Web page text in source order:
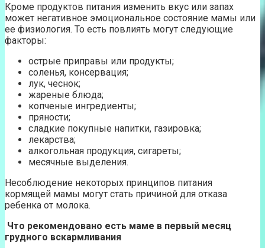
Кроме продуктов питания изменить вкус или запах
может негативное эмоциональное состояние мамы или
ее физиология. То есть повлиять могут следующие
факторы:
острые приправы или продукты;
соленья, консервация;
лук, чеснок;
жареные блюда;
копченые ингредиенты;
пряности;
сладкие покупные напитки, газировка;
лекарства;
алкогольная продукция, сигареты;
месячные выделения.
Несоблюдение некоторых принципов питания
кормящей мамы могут стать причиной для отказа
ребенка от молока.
Что рекомендовано есть маме в первый месяц
грудного вскармливания